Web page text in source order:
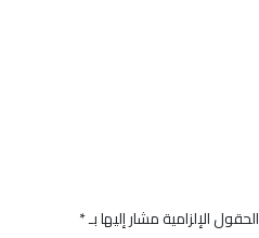
الحقول الإلزامية مشار إليها بـ*